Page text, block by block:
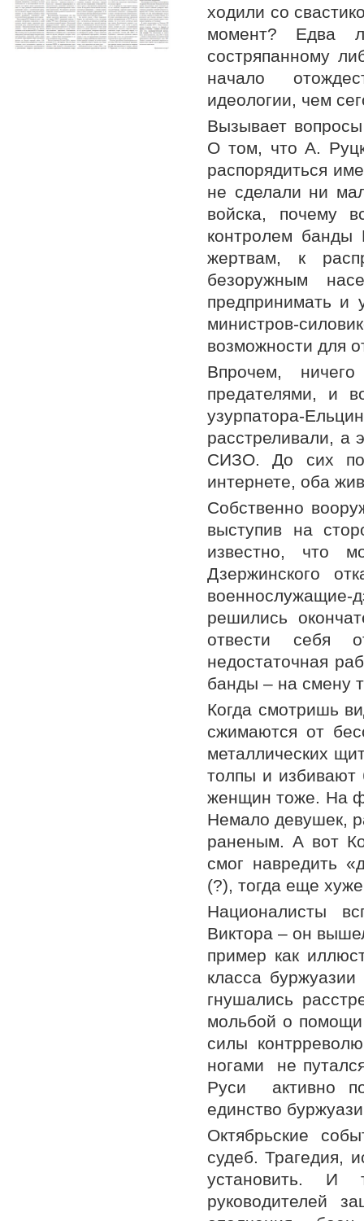
ходили со
момент? Едва
состряпанному
начало
идеологии, чем
Вызывает
О том, что А.
распорядиться
не сделали ни
войска, почему
контролем банды
жертвам, к
безоружным
предпринимать и
министров-
возможности для
Впрочем,
предателями, и
узурпатора-
расстреливали, а
СИЗО. До сих
интернете, оба
Собственно
выступив на
известно, что
Дзержинского
военнослужащие-
решились
отвести себя
недостаточная
банды – на смену
Когда смотришь
сжимаются от
металлических
толпы и
женщин тоже. На
Немало девушек,
раненым. А вот
смог навредить
(?), тогда еще
Националисты
Виктора – он
пример как
класса
гнушались
мольбой о
силы
ногами не
Руси активно
единство
Октябрьские
судеб. Трагедия,
установить. И
руководителей